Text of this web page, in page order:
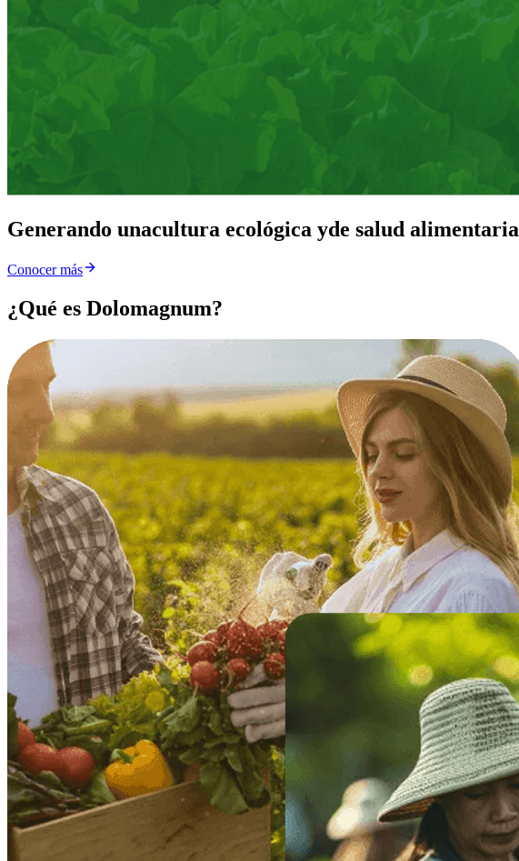
Generando unacultura ecológica yde salud alimentaria
Conocer más
¿Qué es Dolomagnum?